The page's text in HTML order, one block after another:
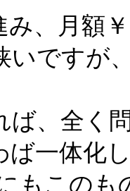
み、月額
いですが
ば、全く
ば一体化
もこの